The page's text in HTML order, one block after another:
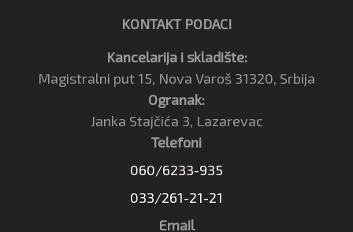
KONTAKT PODACI
Kancelarija i skladište:
Magistralni put 15, Nova Varoš 31320, Srbija
Ogranak:
Janka Stajčića 3, Lazarevac
Telefoni
060/6233-935
033/261-21-21
Email